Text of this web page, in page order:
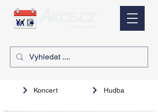
Koncert Hudba